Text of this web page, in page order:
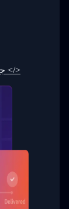
جرّب واجهة برمجة التطبيقات في الوقت الفعلي </>